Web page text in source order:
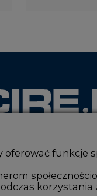
kadrowe na
funkcje
korzystania